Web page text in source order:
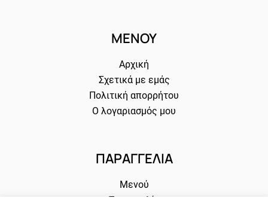
ΜΕΝΟΎ
Αρχική
Σχετικά με εμάς
Πολιτική απορρήτου
Ο λογαριασμός μου
ΠΑΡΑΓΓΕΛΊΑ
Μενού
Παραγγελία